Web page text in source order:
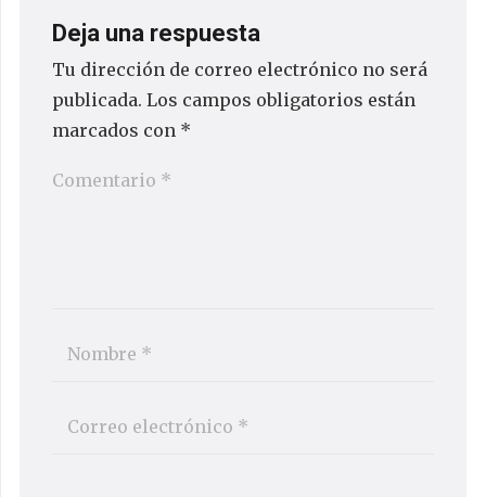
Deja una respuesta
Tu dirección de correo electrónico no será
publicada. Los campos obligatorios están
marcados con *